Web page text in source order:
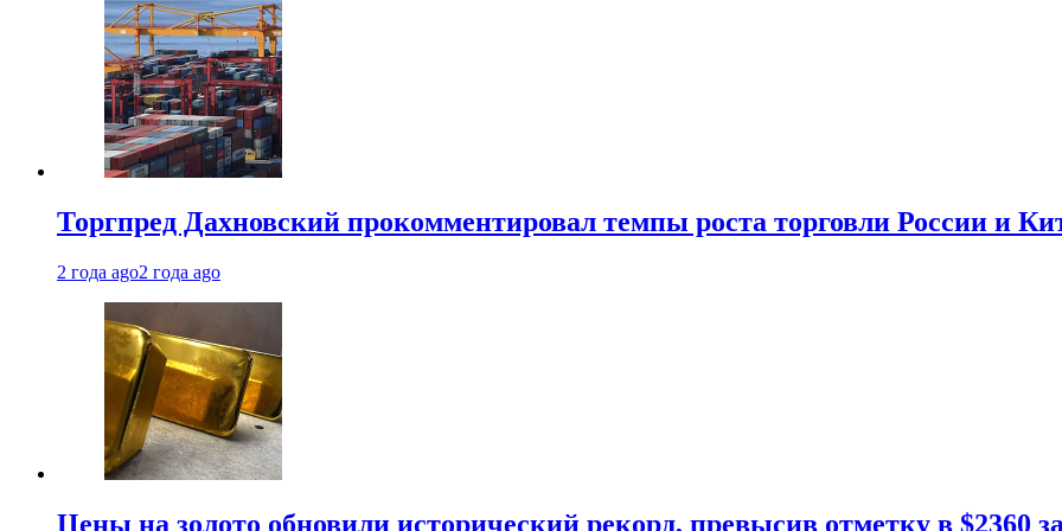
Торгпред Дахновский прокомментировал темпы роста торговли России и
2 года ago2 года ago
Цены на золото обновили исторический рекорд, превысив отметку в $2360